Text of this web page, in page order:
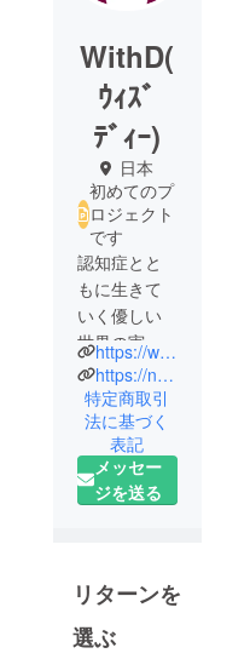
WithD(
ｳｨｽﾞ
ﾃﾞｨｰ)
日本
初めてのプ
ロジェクト
です
認知症とと
もに生きて
いく優しい
世界の実現
したいとい
う願いか
ら、看護
師・介護士
といった医
療従事者と
人が集まり
With
D（ウィズ
https://www.instagram.com/withd921?igsh=MXZoN2tqYTRhbXVsOA%3D%3D&utm_source=qr
https://note.com/deft_carp2475/n/n306fe959734f?sub_rt=share_b
特定商取引
法に基づく
表記
メッセー
ジを送る
リターンを
選ぶ